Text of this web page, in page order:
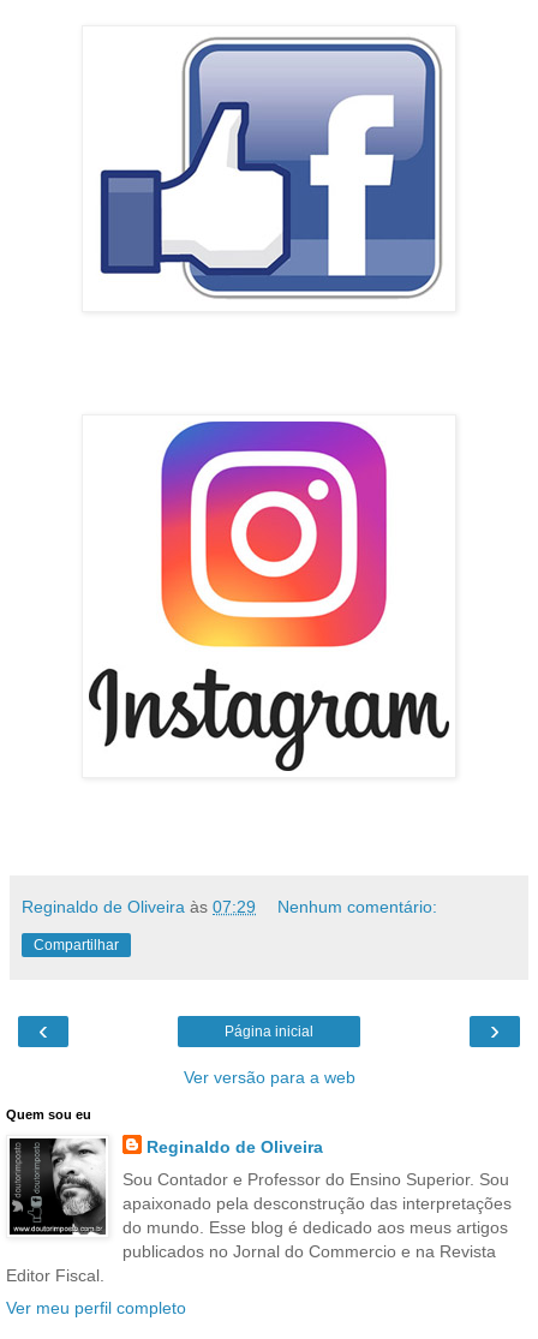
Reginaldo de Oliveira às 07:29 Nenhum comentário:
Compartilhar
‹ ›
Página inicial
Ver versão para a web
Quem sou eu
Reginaldo de Oliveira
Sou Contador e Professor do Ensino Superior. Sou
apaixonado pela desconstrução das interpretações
do mundo. Esse blog é dedicado aos meus artigos
publicados no Jornal do Commercio e na Revista
Editor Fiscal.
Ver meu perfil completo